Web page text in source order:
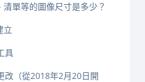
清單等的圖像尺寸是多少？
立
具
改（從2018年2月20日開